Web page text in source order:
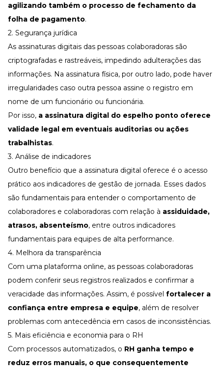
agilizando também o processo de fechamento da
folha de pagamento.
2. Segurança jurídica
As assinaturas digitais das pessoas colaboradoras são
criptografadas e rastreáveis, impedindo adulterações das
informações. Na assinatura física, por outro lado, pode haver
irregularidades caso outra pessoa assine o registro em
nome de um funcionário ou funcionária.
Por isso, a assinatura digital do espelho ponto oferece
validade legal em eventuais auditorias ou ações
trabalhistas.
3. Análise de indicadores
Outro benefício que a assinatura digital oferece é o acesso
prático aos indicadores de gestão de jornada. Esses dados
são fundamentais para entender o comportamento de
colaboradores e colaboradoras com relação à assiduidade,
atrasos, absenteísmo, entre outros indicadores
fundamentais para equipes de alta performance.
4. Melhora da transparência
Com uma plataforma online, as pessoas colaboradoras
podem conferir seus registros realizados e confirmar a
veracidade das informações. Assim, é possível fortalecer a
confiança entre empresa e equipe, além de resolver
problemas com antecedência em casos de inconsistências.
5. Mais eficiência e economia para o RH
Com processos automatizados, o RH ganha tempo e
reduz erros manuais, o que consequentemente